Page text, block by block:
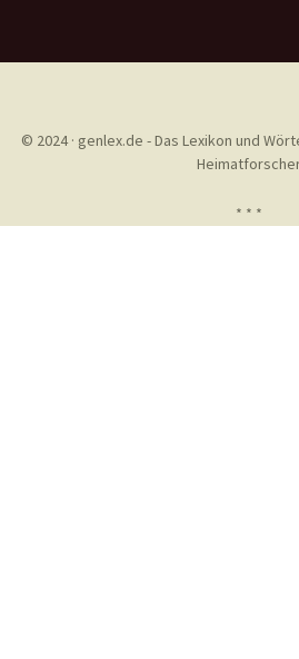
© 2024 · genlex.de - Das Lexikon und
* * *